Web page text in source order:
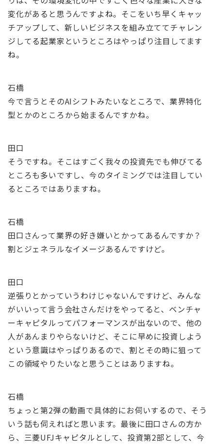
変化があると思うんですよね。そこをいち早くキャッ
チアップして、新しいビジネスを組み立ててチャレン
ジしてる起業家というところはやっぱり注目してます
ね。
石橋
今で言うとそのAIシフトみたいなところで、業界特化
型とかのところから始まるんですかね。
田口
そうですね。そこはすごく我々の投資先でも伸びてる
ところも多いですし、今のタイミングでは注目してい
るところではありますね。
石橋
田口さんって業界の好き嫌いとかってあるんですか？
割とジェネラルなイメージあるんですけど。
田口
逆張りとかっていうわけじゃないんですけど、みんな
がいいって言う会社さんだけをやってると、ベンチャ
ーキャピタルってパフォーマンスが出ないので、他の
人があんまりやらないけど、そこに早めに投資しよう
という意識はやっぱりあるので、割とその時に狙って
この領域やりたいなと思うことはありますね。
石橋
ちょっと第2弾の動画で具体的にお伺いするので、そう
いう話も伺えればと思います。最後に田口さんの方か
ら、三菱UFJキャピタルとして、投資第2部として、今